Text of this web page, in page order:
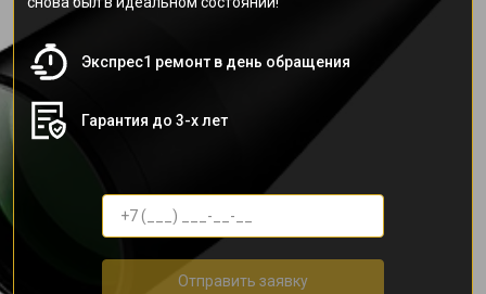
Экспрес1 ремонт в день обращения
Гарантия до 3-х лет
Отправить заявку